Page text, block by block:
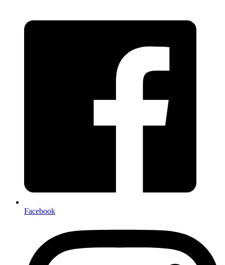
Facebook